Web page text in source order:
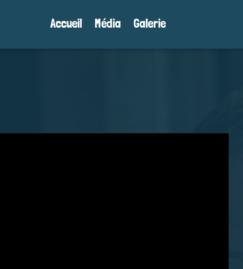
Accueil Média Galerie